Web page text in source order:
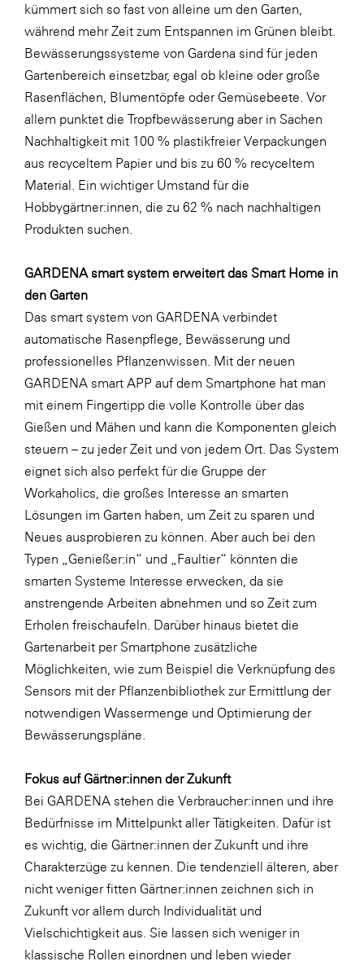
kümmert sich so fast von alleine um den Garten,
während mehr Zeit zum Entspannen im Grünen bleibt.
Bewässerungssysteme von Gardena sind für jeden
Gartenbereich einsetzbar, egal ob kleine oder große
Rasenflächen, Blumentöpfe oder Gemüsebeete. Vor
allem punktet die Tropfbewässerung aber in Sachen
Nachhaltigkeit mit 100 % plastikfreier Verpackungen
aus recyceltem Papier und bis zu 60 % recyceltem
Material. Ein wichtiger Umstand für die
Hobbygärtner:innen, die zu 62 % nach nachhaltigen
Produkten suchen.
GARDENA smart system erweitert das Smart Home in
den Garten
Das smart system von GARDENA verbindet
automatische Rasenpflege, Bewässerung und
professionelles Pflanzenwissen. Mit der neuen
GARDENA smart APP auf dem Smartphone hat man
mit einem Fingertipp die volle Kontrolle über das
Gießen und Mähen und kann die Komponenten gleich
steuern – zu jeder Zeit und von jedem Ort. Das System
eignet sich also perfekt für die Gruppe der
Workaholics, die großes Interesse an smarten
Lösungen im Garten haben, um Zeit zu sparen und
Neues ausprobieren zu können. Aber auch bei den
Typen „Genießer:in“ und „Faultier“ könnten die
smarten Systeme Interesse erwecken, da sie
anstrengende Arbeiten abnehmen und so Zeit zum
Erholen freischaufeln. Darüber hinaus bietet die
Gartenarbeit per Smartphone zusätzliche
Möglichkeiten, wie zum Beispiel die Verknüpfung des
Sensors mit der Pflanzenbibliothek zur Ermittlung der
notwendigen Wassermenge und Optimierung der
Bewässerungspläne.
Fokus auf Gärtner:innen der Zukunft
Bei GARDENA stehen die Verbraucher:innen und ihre
Bedürfnisse im Mittelpunkt aller Tätigkeiten. Dafür ist
es wichtig, die Gärtner:innen der Zukunft und ihre
Charakterzüge zu kennen. Die tendenziell älteren, aber
nicht weniger fitten Gärtner:innen zeichnen sich in
Zukunft vor allem durch Individualität und
Vielschichtigkeit aus. Sie lassen sich weniger in
klassische Rollen einordnen und leben wieder